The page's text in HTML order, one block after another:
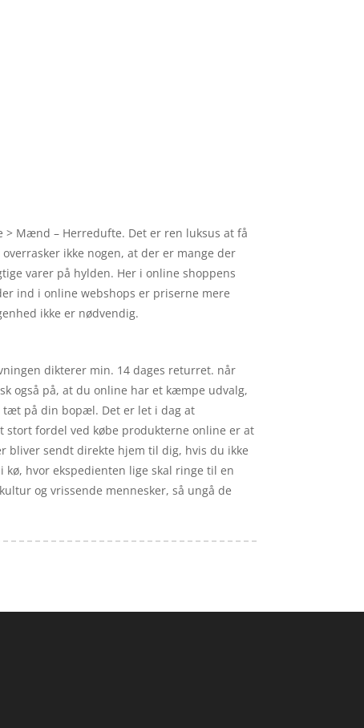
> Mænd – Herredufte. Det er ren luksus at få
ikke nogen, at der er mange der
varer på hylden. Her i online shoppens
ind i online webshops er priserne mere
ikke er nødvendig.
dikterer min. 14 dages returret. når
også på, at du online har et kæmpe udvalg,
tæt på din bopæl. Det er let i dag at
fordel ved købe produkterne online er at
bliver sendt direkte hjem til dig, hvis du ikke
hvor ekspedienten lige skal ringe til en
og vrissende mennesker, så ungå de